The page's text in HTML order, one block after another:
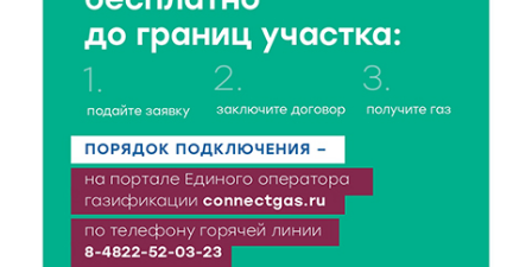
тверских заводов
6 Авг 2026 18:01 290
«Дух больших побед»: глава спорткомитета оценил
состояние СШОР по гребле в Твери
6 Авг 2026 17:01 337
День рождения Светофора: в детском саду № 6